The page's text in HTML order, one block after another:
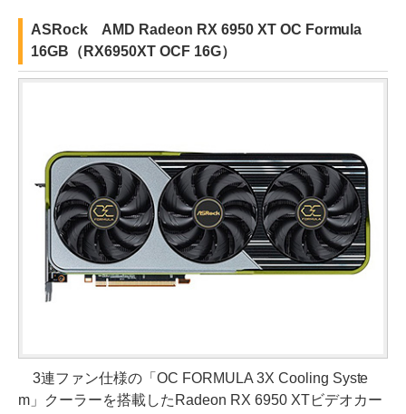
ASRock AMD Radeon RX 6950 XT OC Formula
16GB（RX6950XT OCF 16G）
3連ファン仕様の「OC FORMULA 3X Cooling Syste
m」クーラーを搭載したRadeon RX 6950 XTビデオカー